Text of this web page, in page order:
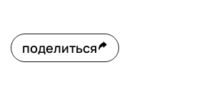
поделиться